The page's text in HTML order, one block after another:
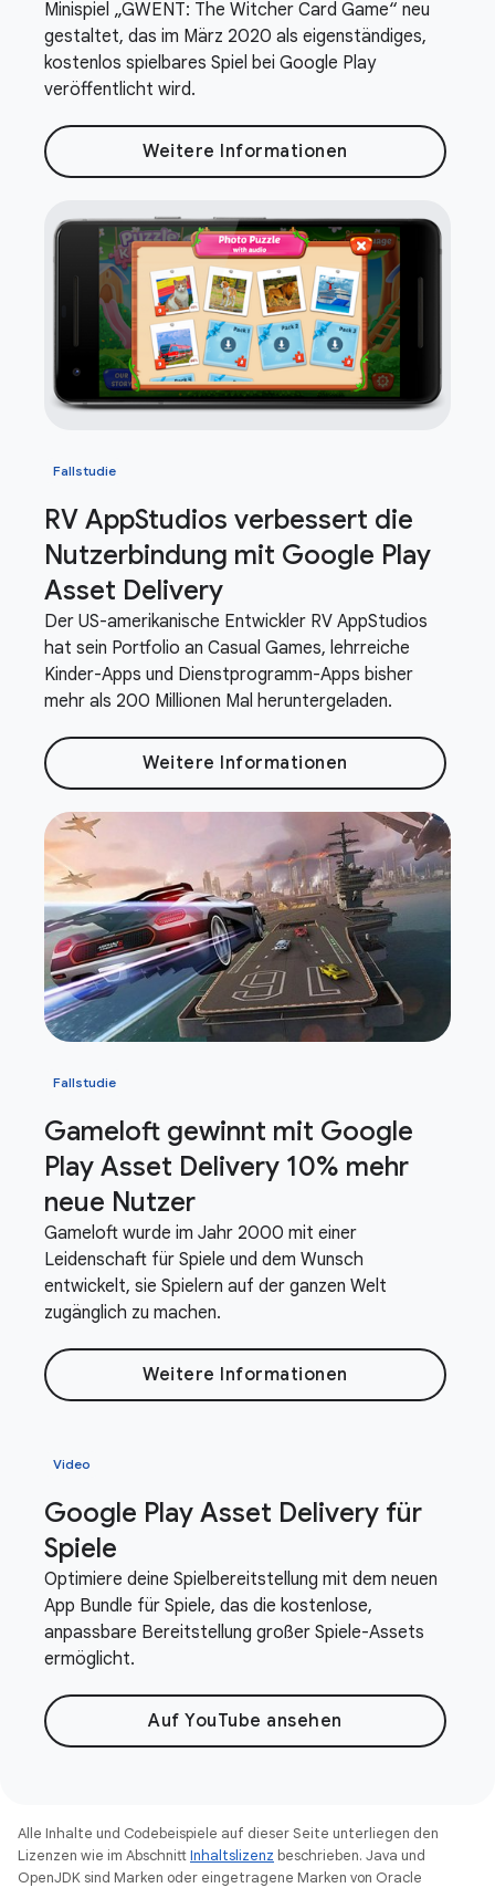
Minispiel „GWENT: The Witcher Card Game“ neu
gestaltet, das im März 2020 als eigenständiges,
kostenlos spielbares Spiel bei Google Play
veröffentlicht wird.
Weitere Informationen
Fallstudie
RV AppStudios verbessert die
Nutzerbindung mit Google Play
Asset Delivery
Der US-amerikanische Entwickler RV AppStudios
hat sein Portfolio an Casual Games, lehrreiche
Kinder-Apps und Dienstprogramm-Apps bisher
mehr als 200 Millionen Mal heruntergeladen.
Weitere Informationen
Fallstudie
Gameloft gewinnt mit Google
Play Asset Delivery 10% mehr
neue Nutzer
Gameloft wurde im Jahr 2000 mit einer
Leidenschaft für Spiele und dem Wunsch
entwickelt, sie Spielern auf der ganzen Welt
zugänglich zu machen.
Weitere Informationen
Video
Google Play Asset Delivery für
Spiele
Optimiere deine Spielbereitstellung mit dem neuen
App Bundle für Spiele, das die kostenlose,
anpassbare Bereitstellung großer Spiele-Assets
ermöglicht.
Auf YouTube ansehen
Alle Inhalte und Codebeispiele auf dieser Seite unterliegen den
Lizenzen wie im AbschnittInhaltslizenz beschrieben. Java und
OpenJDK sind Marken oder eingetragene Marken von Oracle